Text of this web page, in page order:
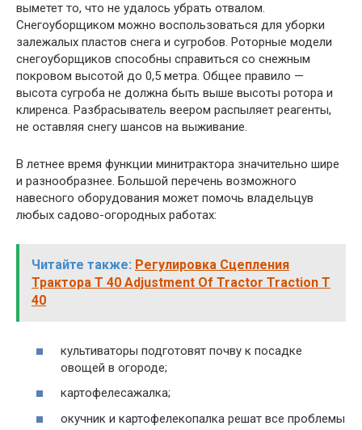
выметет то, что не удалось убрать отвалом.
Снегоуборщиком можно воспользоваться для уборки
залежалых пластов снега и сугробов. Роторные модели
снегоуборщиков способны справиться со снежным
покровом высотой до 0,5 метра. Общее правило —
высота сугроба не должна быть выше высоты ротора и
клиренса. Разбрасыватель веером распыляет реагенты,
не оставляя снегу шансов на выживание.
В летнее время функции минитрактора значительно шире
и разнообразнее. Большой перечень возможного
навесного оборудования может помочь владельцув
любых садово-огородных работах:
Читайте также: Регулировка Сцепления
Трактора Т 40 Adjustment Of Tractor Traction T
40
культиваторы подготовят почву к посадке
овощей в огороде;
картофелесажалка;
окучник и картофелекопалка решат все проблемы